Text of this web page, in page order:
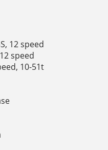
12 speed
speed
10-51t